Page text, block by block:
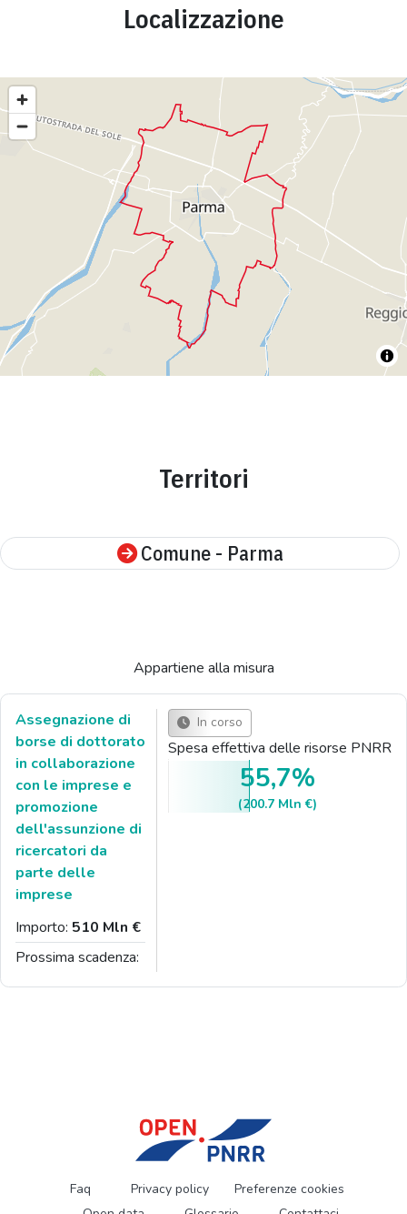
Localizzazione
Territori
Comune - Parma
Appartiene alla misura
Assegnazione di
borse di dottorato
in collaborazione
con le imprese e
promozione
dell'assunzione di
ricercatori da
parte delle
imprese
Importo: 510 Mln €
Prossima scadenza:
In corso
Spesa effettiva delle risorse PNRR
55,7%
(200.7 Mln €)
Faq Privacy policy
Preferenze cookies